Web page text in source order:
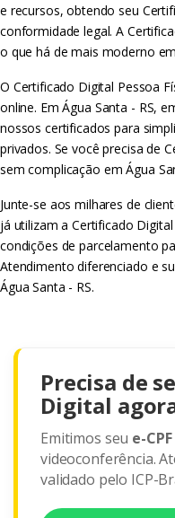
e recursos, obtendo seu
conformidade legal. A
o que há de mais moderno
O Certificado Digital Pessoa
online. Em Água Santa - RS,
nossos certificados para
privados. Se você precisa de
sem complicação em Água
Junte-se aos milhares de
já utilizam a Certificado
condições de parcelamento
Atendimento diferenciado e
Água Santa - RS.
Precisa de
Digital
Emitimos seu e-CPF
videoconferência.
validado pelo ICP-